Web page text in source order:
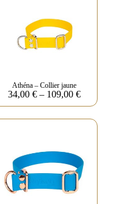
Athéna – Collier jaune
34,00 €– 109,00 €